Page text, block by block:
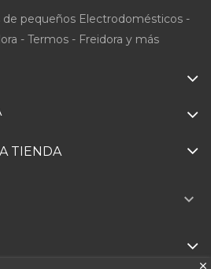
pequeños Electrodomésticos -
- Termos - Freidora y más
TIENDA
